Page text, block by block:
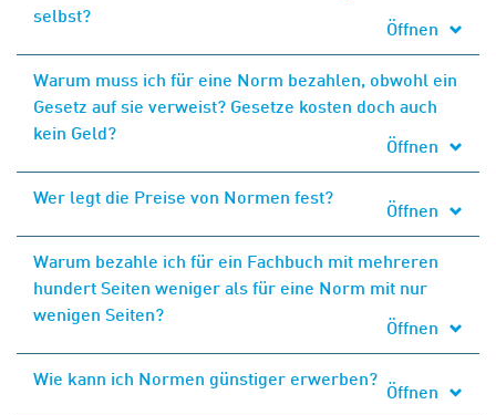
selbst?
Öffnen
Warum muss ich für eine Norm bezahlen, obwohl ein
Gesetz auf sie verweist? Gesetze kosten doch auch
kein Geld?
Öffnen
Wer legt die Preise von Normen fest?
Öffnen
Warum bezahle ich für ein Fachbuch mit mehreren
hundert Seiten weniger als für eine Norm mit nur
wenigen Seiten?
Öffnen
Wie kann ich Normen günstiger erwerben?
Öffnen